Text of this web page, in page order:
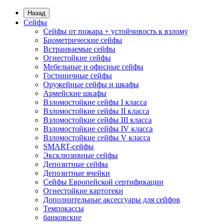
Назад
Сейфы
Сейфы от пожара + устойчивость к взлому
Биометрические сейфы
Встраиваемые сейфы
Огнестойкие сейфы
Мебельные и офисные сейфы
Гостиничные сейфы
Оружейные сейфы и шкафы
Армейские шкафы
Взломостойкие сейфы I класса
Взломостойкие сейфы II класса
Взломостойкие сейфы III класса
Взломостойкие сейфы IV класса
Взломостойкие сейфы V класса
SMART-сейфы
Эксклюзивные сейфы
Депозитные сейфы
Депозитные ячейки
Сейфы Европейской сертификации
Огнестойкие картотеки
Дополнительные аксессуары для сейфов
Темпокассы
банковские